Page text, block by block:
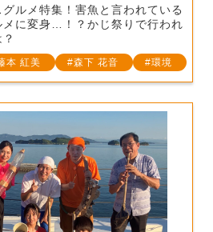
ルメ特集！害魚と言われている
メに変身…！？かじ祭りで行われ
本 紅美 森下 花音 環境